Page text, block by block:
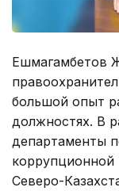
Ешмагамбетов
большой опыт
должностях. В
департаменты
коррупционной
Северо-